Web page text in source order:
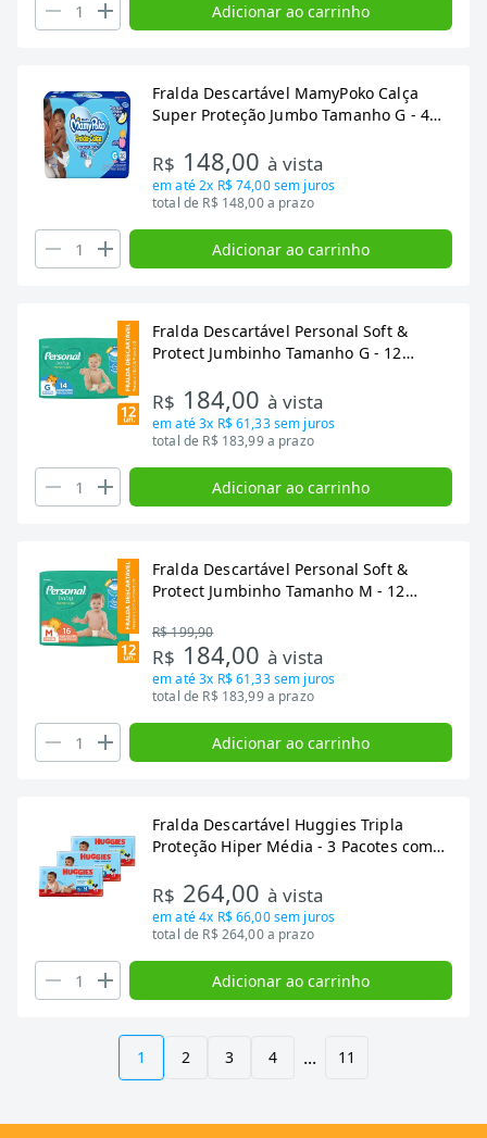
Adicionar ao carrinho
Fralda Descartável MamyPoko Calça
Super Proteção Jumbo Tamanho G - 4
R$ 148,00 à vista
em até2x R$ 74,00sem juros
total de R$ 148,00 a prazo
Adicionar ao carrinho
Fralda Descartável Personal Soft &
Protect Jumbinho Tamanho G - 12
R$ 184,00 à vista
em até3x R$ 61,33sem juros
total de R$ 183,99 a prazo
Adicionar ao carrinho
Fralda Descartável Personal Soft &
Protect Jumbinho Tamanho M - 12
R$ 199,90
R$ 184,00 à vista
em até3x R$ 61,33sem juros
total de R$ 183,99 a prazo
Adicionar ao carrinho
Fralda Descartável Huggies Tripla
Proteção Hiper Média - 3 Pacotes com
R$ 264,00 à vista
em até4x R$ 66,00sem juros
total de R$ 264,00 a prazo
Adicionar ao carrinho
1 2 3 4 ... 11